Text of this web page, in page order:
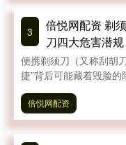
3
倍悦网配资 剃
刀四大危害潜规
便携剃须刀（又称刮胡
捷”背后可能藏着毁脸的
倍悦网配资